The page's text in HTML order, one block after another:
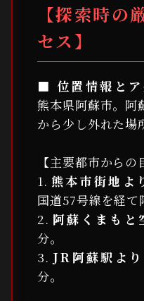
【探索時の
セス】
■ 位置情報とア
熊本県阿蘇市。阿
から少し外れた場
【主要都市からの
1. 熊本市街地よ
国道57号線を経て
2. 阿蘇くまもと
分。
3. JR阿蘇駅より
分。